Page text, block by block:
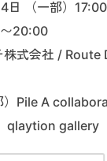
日 （一部）
〜20:00
式会社 / Route
Pile A
qlaytion gallery